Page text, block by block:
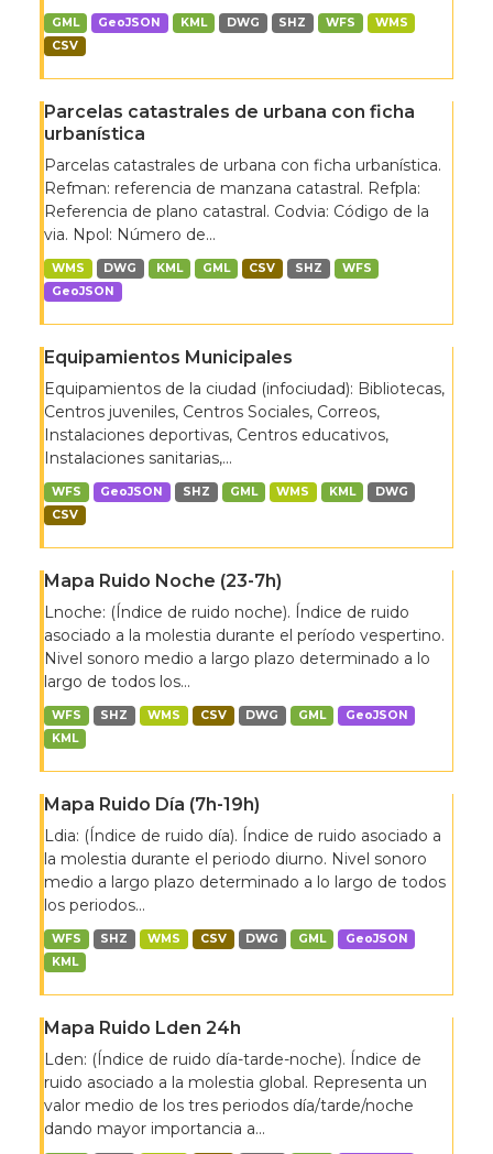
GML GeoJSON KML DWG SHZ WFS
WMS
CSV
Parcelas catastrales de urbana con ficha
urbanística
Parcelas catastrales de urbana con ficha urbanística.
Refman: referencia de manzana catastral. Refpla:
Referencia de plano catastral. Codvia: Código de la
via. Npol: Número de...
WMS DWG KML GML CSV SHZ
WFS
GeoJSON
Equipamientos Municipales
Equipamientos de la ciudad (infociudad): Bibliotecas,
Centros juveniles, Centros Sociales, Correos,
Instalaciones deportivas, Centros educativos,
Instalaciones sanitarias,...
WFS GeoJSON SHZ GML WMS KML
DWG
CSV
Mapa Ruido Noche (23-7h)
Lnoche: (Índice de ruido noche). Índice de ruido
asociado a la molestia durante el período vespertino.
Nivel sonoro medio a largo plazo determinado a lo
largo de todos los...
WFS SHZ WMS CSV DWG GML
GeoJSON
KML
Mapa Ruido Día (7h-19h)
Ldia: (Índice de ruido día). Índice de ruido asociado a
la molestia durante el periodo diurno. Nivel sonoro
medio a largo plazo determinado a lo largo de todos
los periodos...
WFS SHZ WMS CSV DWG GML
GeoJSON
KML
Mapa Ruido Lden 24h
Lden: (Índice de ruido día-tarde-noche). Índice de
ruido asociado a la molestia global. Representa un
valor medio de los tres periodos día/tarde/noche
dando mayor importancia a...